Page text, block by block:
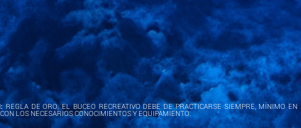
REGLA DE ORO, EL BUCEO RECREATIVO DEBE DE PRACTICARSE SIEMPRE, MÍNIMO EN
CON LOS NECESARIOS CONOCIMIENTOS Y EQUIPAMIENTO.